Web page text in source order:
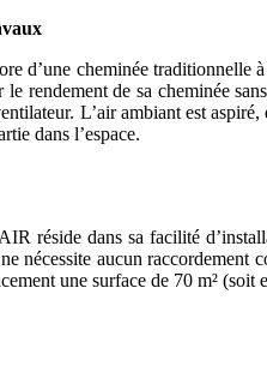
d’une cheminée
le rendement de sa cheminée
L’air ambiant est
dans l’espace.
réside dans sa facilité
nécessite aucun
une surface de 70 m²